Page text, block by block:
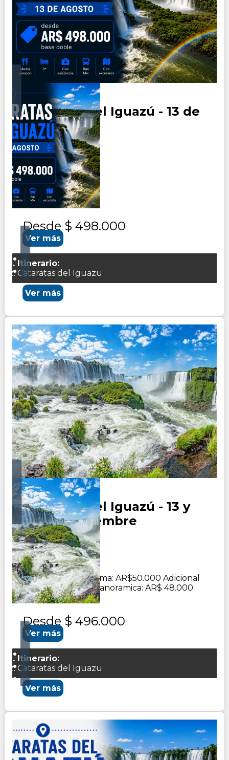
Cataratas del Iguazú - 13 de
Agosto
Duración:
0Días3Noches
Desde $ 498.000
Ver más
Itinerario:
Cataratas del Iguazu
Ver más
Cataratas del Iguazú - 13 y
20 de Septiembre
Duración:
0Días4Noches
Adicional butaca cama: AR$50.000 Adicional
butaca cafetera o panoramica: AR$ 48.000
Desde $ 496.000
Ver más
Itinerario:
Cataratas del Iguazu
Ver más